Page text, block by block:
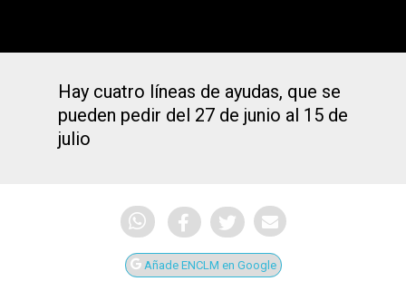
Hay cuatro líneas de ayudas, que se
pueden pedir del 27 de junio al 15 de
julio
Añade ENCLM en Google